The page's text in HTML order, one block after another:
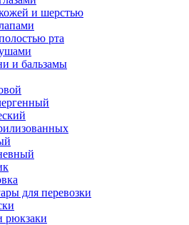
и шерстью
рта
и бальзамы
для перевозки
рюкзаки